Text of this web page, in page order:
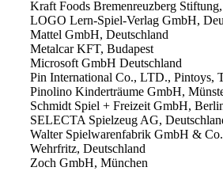
Kraft Foods Bremenreuzberg
LOGO Lern-Spiel-Verlag GmbH,
Mattel GmbH, Deutschland
Metalcar KFT, Budapest
Microsoft GmbH Deutschland
Pin International Co., LTD., Pintoys,
Pinolino Kinderträume GmbH,
Schmidt Spiel + Freizeit GmbH,
SELECTA Spielzeug AG,
Walter Spielwarenfabrik GmbH &
Wehrfritz, Deutschland
Zoch GmbH, München